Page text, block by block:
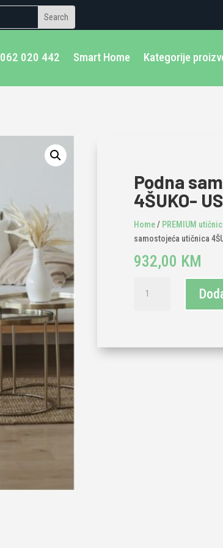
062 020 442 Smart Home Kategorije
Podna
4ŠUKO-
Home/ PREMIUM
samostojeća utičnica
932,00 KM
samostojeća
količina